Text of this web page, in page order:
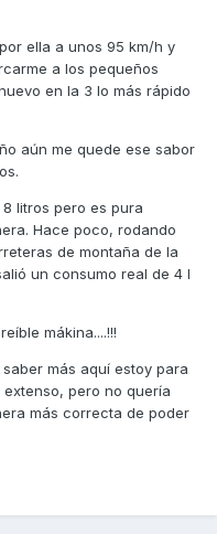
ella a unos 95 km/h y
a los pequeños
en la 3 lo más rápido
aún me quede ese sabor
litros pero es pura
Hace poco, rodando
de montaña de la
un consumo real de 4 l
mákina....!!!
más aquí estoy para
pero no quería
más correcta de poder